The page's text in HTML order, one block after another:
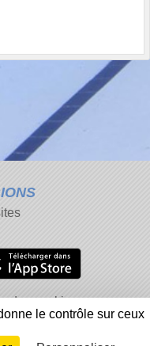
des cookies
contenu inapproprié
le contrôle sur ceux